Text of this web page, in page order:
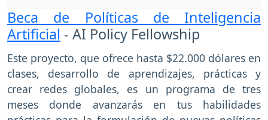
Beca de Políticas de Inteligencia
Artificial - AI Policy Fellowship
Este proyecto, que ofrece hasta $22.000 dólares en
clases, desarrollo de aprendizajes, prácticas y
crear redes globales, es un programa de tres
meses donde avanzarás en tus habilidades